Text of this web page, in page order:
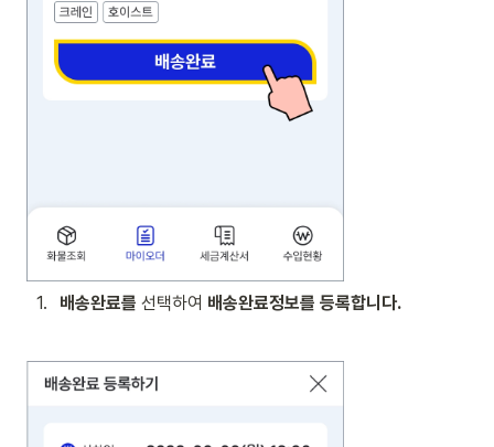
1. 배송완료를 선택하여 배송완료정보를 등록합니다.